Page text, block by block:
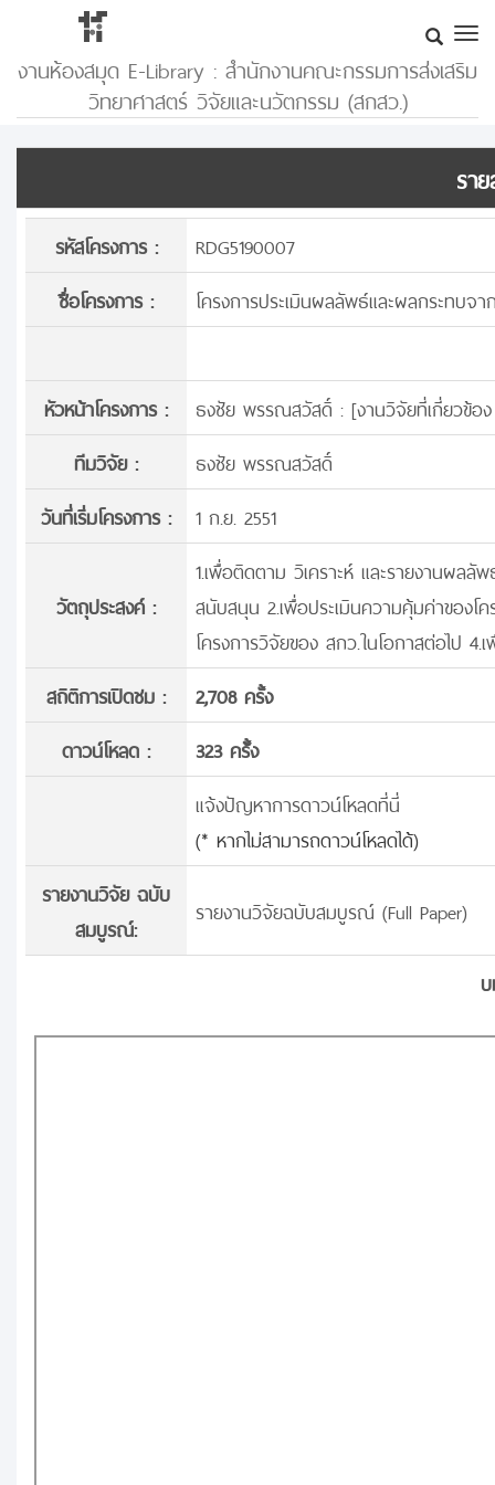
งานห้องสมุด E-Library : สำนักงานคณะกรรมการส่งเสริม
วิทยาศาสตร์ วิจัยและนวัตกรรม (สกสว.)
รา
รหัสโครงการ :
RDG5190007
ชื่อโครงการ :
โครงการประเมินผลลัพธ์และผลกระทบ
หัวหน้าโครงการ : ธงชัย พรรณสวัสดิ์ : [งานวิจัยที่เกี่ยวข้อ
ทีมวิจัย :
ธงชัย พรรณสวัสดิ์
วันที่เริ่มโครงการ :
1 ก.ย. 2551
วัตถุประสงค์ :
1.เพื่อติดตาม วิเคราะห์ และรายงานผล
สนับสนุน 2.เพื่อประเมินความคุ้มค่าของ
โครงการวิจัยของ สกว.ในโอกาสต่อไป
สถิติการเปิดชม :
2,708 ครั้ง
ดาวน์โหลด :
323 ครั้้ง
แจ้งปัญหาการดาวน์โหลดที่นี่
(* หากไม่สามารถดาวน์โหลดได้)
รายงานวิจัย ฉบับ
สมบูรณ์:
รายงานวิจัยฉบับสมบูรณ์ (Full Paper)